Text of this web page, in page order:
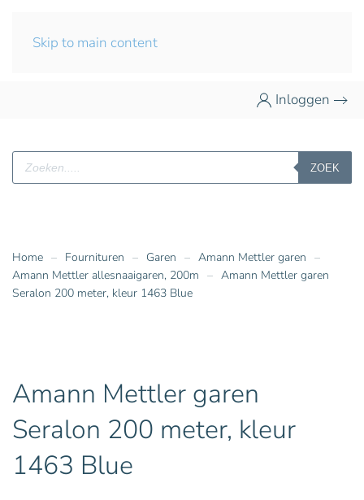
Skip to main content
Inloggen
Producten
zoeken
ZOEK
Home Fournituren Garen
Amann Mettler garen
Amann Mettler allesnaaigaren, 200m
Amann Mettler garen
Seralon 200 meter, kleur 1463 Blue
Amann Mettler garen
Seralon 200 meter, kleur
1463 Blue